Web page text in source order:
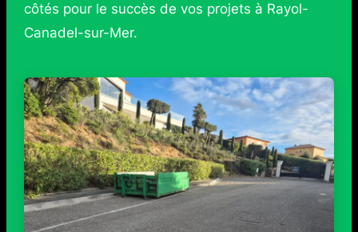
côtés pour le succès de vos projets à Rayol-
Canadel-sur-Mer.